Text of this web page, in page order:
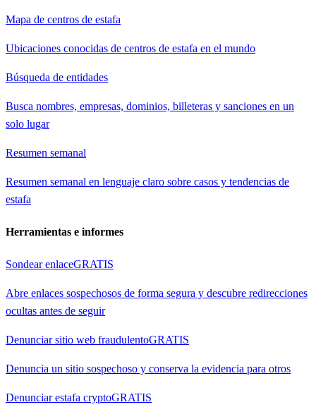
Mapa de centros de estafa
Ubicaciones conocidas de centros de estafa en el mundo
Búsqueda de entidades
Busca nombres, empresas, dominios, billeteras y sanciones en un
solo lugar
Resumen semanal
Resumen semanal en lenguaje claro sobre casos y tendencias de
estafa
Herramientas e informes
Sondear enlaceGRATIS
Abre enlaces sospechosos de forma segura y descubre redirecciones
ocultas antes de seguir
Denunciar sitio web fraudulentoGRATIS
Denuncia un sitio sospechoso y conserva la evidencia para otros
Denunciar estafa cryptoGRATIS